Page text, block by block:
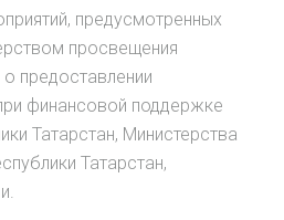
предусмотренных
просвещения
предоставлении
финансовой поддержке
Татарстан, Министерства
Татарстан,